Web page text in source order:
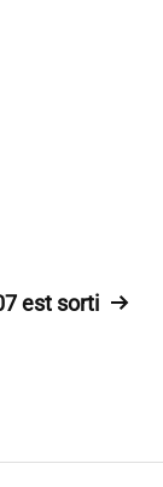
est sorti